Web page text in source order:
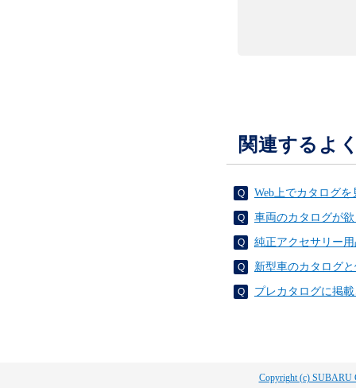
関連するよ
Web上でカタログ
車両のカタログが
純正アクセサリー
新型車のカタログ
プレカタログに掲
Copyright (c) SUBARU